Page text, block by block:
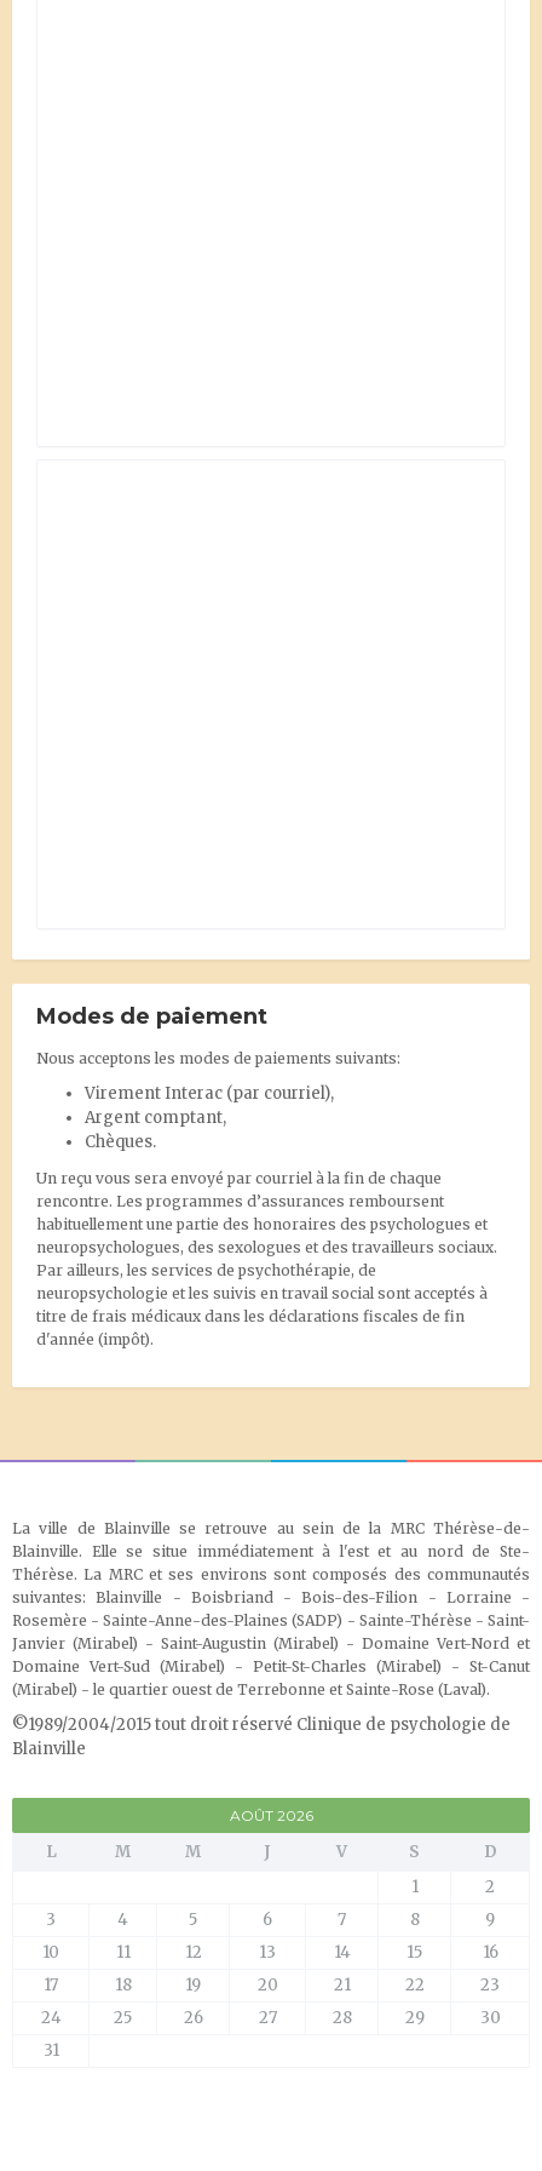
Modes de paiement
Nous acceptons les modes de paiements suivants:
Virement Interac (par courriel),
Argent comptant,
Chèques.
Un reçu vous sera envoyé par courriel à la fin de chaque
rencontre. Les programmes d’assurances remboursent
habituellement une partie des honoraires des psychologues et
neuropsychologues, des sexologues et des travailleurs sociaux.
Par ailleurs, les services de psychothérapie, de
neuropsychologie et les suivis en travail social sont acceptés à
titre de frais médicaux dans les déclarations fiscales de fin
d'année (impôt).
La ville de Blainville se retrouve au sein de la MRC Thérèse-de-
Blainville. Elle se situe immédiatement à l'est et au nord de Ste-
Thérèse. La MRC et ses environs sont composés des communautés
suivantes: Blainville - Boisbriand - Bois-des-Filion - Lorraine -
Rosemère - Sainte-Anne-des-Plaines (SADP) - Sainte-Thérèse - Saint-
Janvier (Mirabel) - Saint-Augustin (Mirabel) - Domaine Vert-Nord et
Domaine Vert-Sud (Mirabel) - Petit-St-Charles (Mirabel) - St-Canut
(Mirabel) - le quartier ouest de Terrebonne et Sainte-Rose (Laval).
©1989/2004/2015 tout droit réservé Clinique de psychologie de
Blainville
AOÛT 2026
L M M J V S
D
1
2
3
4 5 6 7 8
9
10
11 12 13 14 15
16
17
18 19 20 21 22
23
24
25 26 27 28 29
30
31